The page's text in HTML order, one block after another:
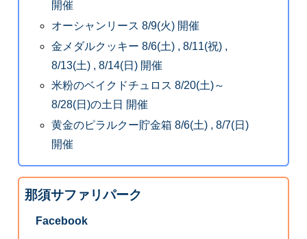
開催
オーシャンリース 8/9(火) 開催
金メダルクッキー 8/6(土) , 8/11(祝) ,
8/13(土) , 8/14(日) 開催
米粉のベイクドチュロス 8/20(土)～
8/28(日)の土日 開催
黄金のピラルクー貯金箱 8/6(土) , 8/7(日)
開催
那須サファリパーク
Facebook